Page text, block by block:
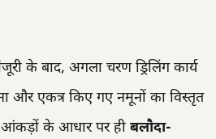
के बाद, अगला चरण ड्रिलिंग कार्य
और एकत्र किए गए नमूनों का विस्तृत
आंकड़ों के आधार पर ही बलौदा-